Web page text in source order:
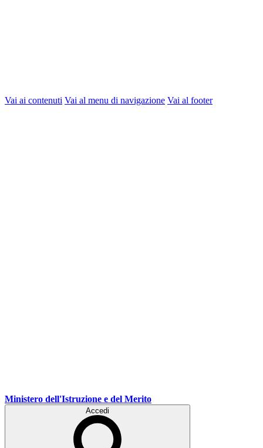
Vai ai contenuti Vai al menu di navigazione Vai al footer
Ministero dell'Istruzione e del Merito
Accedi